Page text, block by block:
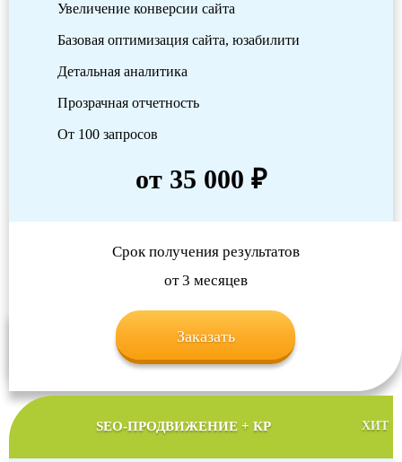
Увеличение конверсии сайта
Базовая оптимизация сайта, юзабилити
Детальная аналитика
Прозрачная отчетность
От 100 запросов
от 35 000 ₽
Срок получения результатов
от 3 месяцев
Заказать
SEO-ПРОДВИЖЕНИЕ + КР ХИТ